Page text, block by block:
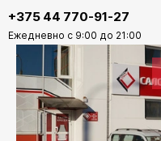
+375 44 770-91-27
Ежедневно с 9:00 до 21:00